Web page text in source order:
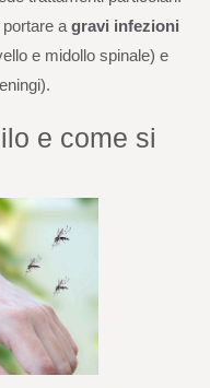
portare agravi infezioni
e midollo spinale) e
e come si